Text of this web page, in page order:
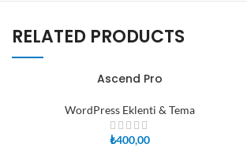
RELATED PRODUCTS
Ascend Pro
WordPress Eklenti & Tema
₺400,00